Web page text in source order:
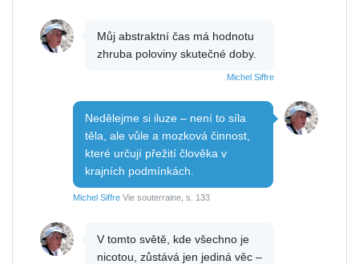
Můj abstraktní čas má hodnotu
zhruba poloviny skutečné doby.
Michel Siffre
Nedělejme si iluze – není to síla
těla, ale vůle a mozková činnost,
které určují přežití člověka v
krajních podmínkách.
Michel Siffre Vie souterraine, s. 133
V tomto světě, kde všechno je
nicotou, zůstává jen jediná věc –